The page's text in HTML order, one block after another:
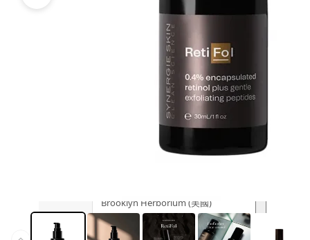
客服資訊
Bondi Wash (澳洲)
Brooklyn Herborium (美國)